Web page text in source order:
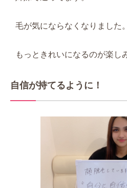
毛が気にならなくなりました。
もっときれいになるのが楽し
自信が持てるように！